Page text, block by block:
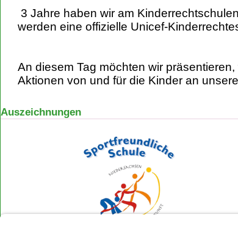
3 Jahre haben wir am
werden eine offizielle Unicef-
An diesem Tag möchten wir
Aktionen von und für die Kinder an
Auszeichnungen